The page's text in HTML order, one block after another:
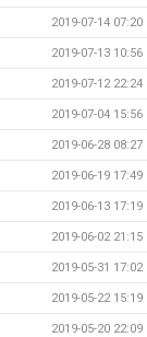
2019-07-14 07:20
2019-07-13 10:56
2019-07-12 22:24
2019-07-04 15:56
2019-06-28 08:27
2019-06-19 17:49
2019-06-13 17:19
2019-06-02 21:15
2019-05-31 17:02
2019-05-22 15:19
2019-05-20 22:09